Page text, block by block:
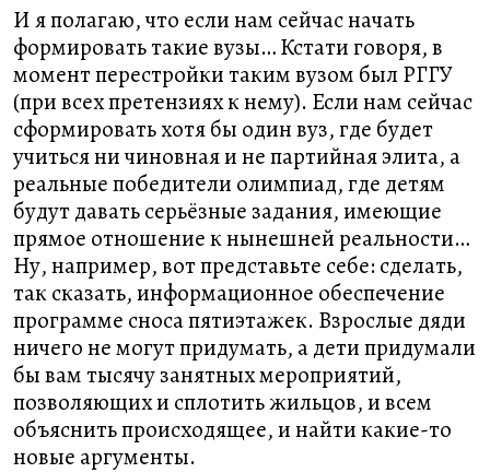
И я полагаю, что если нам сейчас начать
формировать такие вузы… Кстати говоря, в
момент перестройки таким вузом был РГГУ
(при всех претензиях к нему). Если нам сейчас
сформировать хотя бы один вуз, где будет
учиться ни чиновная и не партийная элита, а
реальные победители олимпиад, где детям
будут давать серьёзные задания, имеющие
прямое отношение к нынешней реальности…
Ну, например, вот представьте себе: сделать,
так сказать, информационное обеспечение
программе сноса пятиэтажек. Взрослые дяди
ничего не могут придумать, а дети придумали
бы вам тысячу занятных мероприятий,
позволяющих и сплотить жильцов, и всем
объяснить происходящее, и найти какие-то
новые аргументы.